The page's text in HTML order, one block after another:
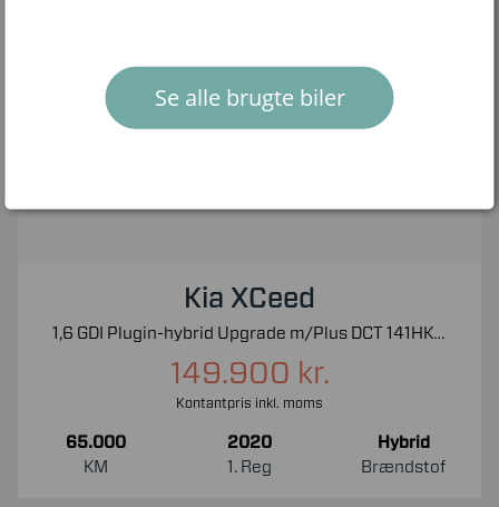
Kia XCeed
1,6 GDI Plugin-hybrid Upgrade m/Plus DCT 141HK 5d 6g Aut.
149.900 kr.
Kontantpris inkl. moms
65.000
KM
2020
1. Reg
Hybrid
Brændstof
Se alle brugte biler